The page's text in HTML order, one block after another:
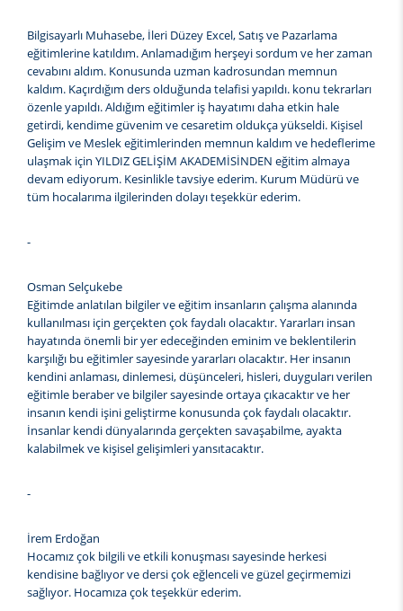
Bilgisayarlı Muhasebe, İleri Düzey Excel, Satış ve Pazarlama
eğitimlerine katıldım. Anlamadığım herşeyi sordum ve her zaman
cevabını aldım. Konusunda uzman kadrosundan memnun
kaldım. Kaçırdığım ders olduğunda telafisi yapıldı. konu tekrarları
özenle yapıldı. Aldığım eğitimler iş hayatımı daha etkin hale
getirdi, kendime güvenim ve cesaretim oldukça yükseldi. Kişisel
Gelişim ve Meslek eğitimlerinden memnun kaldım ve hedeflerime
ulaşmak için YILDIZ GELİŞİM AKADEMİSİNDEN eğitim almaya
devam ediyorum. Kesinlikle tavsiye ederim. Kurum Müdürü ve
tüm hocalarıma ilgilerinden dolayı teşekkür ederim.
-
Osman Selçukebe
Eğitimde anlatılan bilgiler ve eğitim insanların çalışma alanında
kullanılması için gerçekten çok faydalı olacaktır. Yararları insan
hayatında önemli bir yer edeceğinden eminim ve beklentilerin
karşılığı bu eğitimler sayesinde yararları olacaktır. Her insanın
kendini anlaması, dinlemesi, düşünceleri, hisleri, duyguları verilen
eğitimle beraber ve bilgiler sayesinde ortaya çıkacaktır ve her
insanın kendi işini geliştirme konusunda çok faydalı olacaktır.
İnsanlar kendi dünyalarında gerçekten savaşabilme, ayakta
kalabilmek ve kişisel gelişimleri yansıtacaktır.
-
İrem Erdoğan
Hocamız çok bilgili ve etkili konuşması sayesinde herkesi
kendisine bağlıyor ve dersi çok eğlenceli ve güzel geçirmemizi
sağlıyor. Hocamıza çok teşekkür ederim.